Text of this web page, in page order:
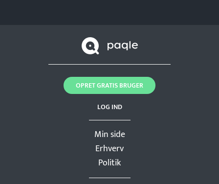
Min side
Erhverv
Politik
LOG IND
OPRET GRATIS BRUGER